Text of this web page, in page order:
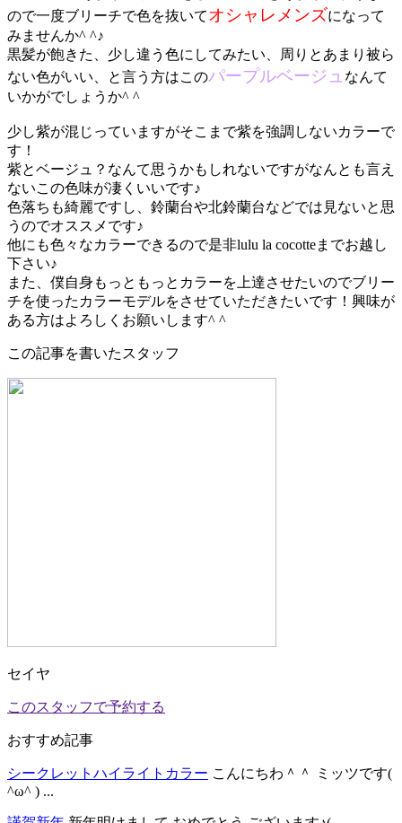
ので一度ブリーチで色を抜いてオシャレメンズになって
みませんか^ ^♪
黒髪が飽きた、少し違う色にしてみたい、周りとあまり被ら
ない色がいい、と言う方はこのパープルベージュ なんて
いかがでしょうか^ ^
少し紫が混じっていますがそこまで紫を強調しないカラーで
す！
紫とベージュ？なんて思うかもしれないですがなんとも言え
ないこの色味が凄くいいです♪
色落ちも綺麗ですし、鈴蘭台や北鈴蘭台などでは見ないと思
うのでオススメです♪
他にも色々なカラーできるので是非lulu la cocotteまでお越し
下さい♪
また、僕自身もっともっとカラーを上達させたいのでブリー
チを使ったカラーモデルをさせていただきたいです！興味が
ある方はよろしくお願いします^ ^
この記事を書いたスタッフ
セイヤ
このスタッフで予約する
おすすめ記事
シークレットハイライトカラー こんにちわ＾＾ ミッツです(
^ω^ ) ...